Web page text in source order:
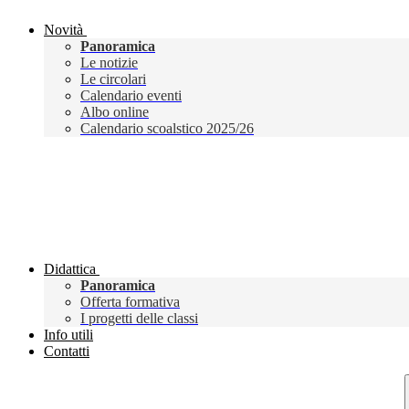
Novità
Panoramica
Le notizie
Le circolari
Calendario eventi
Albo online
Calendario scoalstico 2025/26
Didattica
Panoramica
Offerta formativa
I progetti delle classi
Info utili
Contatti